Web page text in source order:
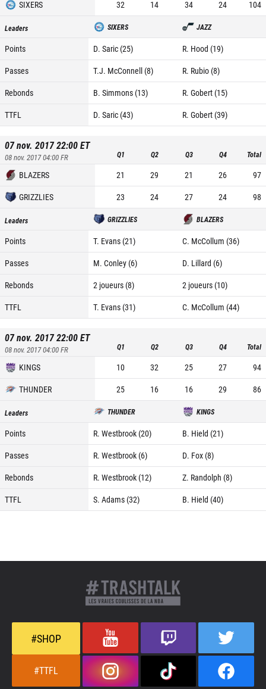
SIXERS 32 14 34 24 104
Leaders SIXERS JAZZ
Points D. Saric (25)
R. Hood (19)
Passes
T.J. McConnell (8)
R. Rubio (8)
Rebonds
B. Simmons (13)
R. Gobert (15)
TTFL
D. Saric (43) R. Gobert (39)
07 nov. 2017 22:00ET
08 nov. 2017 04:00FR Q1 Q2 Q3 Q4 Total
BLAZERS 21 29 21 26
97
GRIZZLIES
23 24 27 24 98
Leaders GRIZZLIES BLAZERS
Points T. Evans (21)
C. McCollum (36)
Passes
M. Conley (6)
D. Lillard (6)
Rebonds
2 joueurs (8)
2 joueurs (10)
TTFL
T. Evans (31) C. McCollum (44)
07 nov. 2017 22:00ET
08 nov. 2017 04:00FR Q1 Q2 Q3 Q4 Total
KINGS 10 32 25 27
94
THUNDER
25 16 16 29 86
Leaders THUNDER KINGS
Points R. Westbrook (20)
B. Hield (21)
Passes
R. Westbrook (6)
D. Fox (8)
Rebonds
R. Westbrook (12)
Z. Randolph (8)
TTFL
S. Adams (32) B. Hield (40)
#SHOP
#TTFL